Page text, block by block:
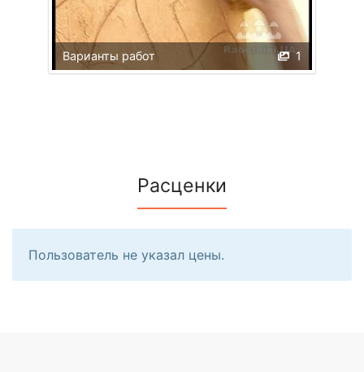
1
Варианты работ
Расценки
Пользователь не указал цены.